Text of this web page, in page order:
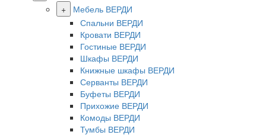
+
Мебель ВЕРДИ
Спальни ВЕРДИ
Кровати ВЕРДИ
Гостиные ВЕРДИ
Шкафы ВЕРДИ
Книжные шкафы ВЕРДИ
Серванты ВЕРДИ
Буфеты ВЕРДИ
Прихожие ВЕРДИ
Комоды ВЕРДИ
Тумбы ВЕРДИ